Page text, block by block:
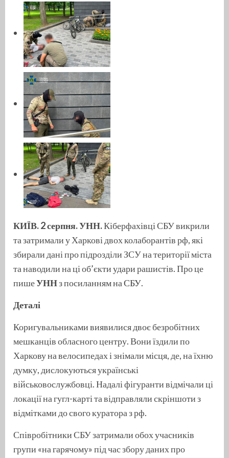
КИЇВ. 2 серпня. УНН.Кіберфахівці СБУ викрили
та затримали у Харкові двох колаборантів рф, які
збирали дані про підрозділи ЗСУ на території міста
та наводили на ці об’єкти удари рашистів. Про це
пишеУННз посиланням наСБУ.
Деталі
Коригувальниками виявилися двоє безробітних
мешканців обласного центру. Вони їздили по
Харкову на велосипедах і знімали місця, де, на їхню
думку, дислокуються українські
військовослужбовці. Надалі фігуранти відмічали ці
локації на гугл-карті та відправляли скріншоти з
відмітками до свого куратора з рф.
Співробітники СБУ затримали обох учасників
групи «на гарячому» під час збору даних про